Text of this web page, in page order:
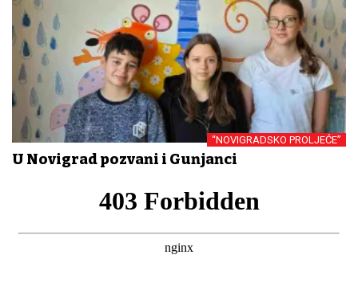
“NOVIGRADSKO PROLJEĆE”
U Novigrad pozvani i Gunjanci